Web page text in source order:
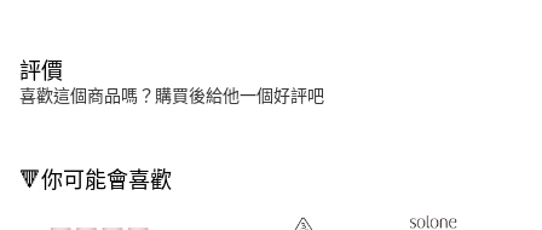
評價
喜歡這個商品嗎？購買後給他一個好評吧
🔻你可能會喜歡